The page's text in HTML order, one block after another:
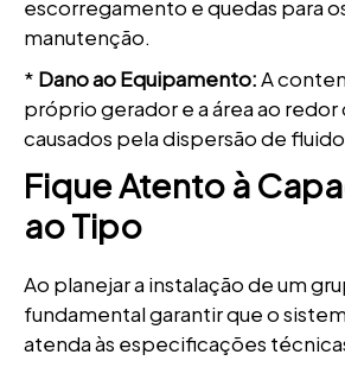
escorregamento e quedas para
manutenção.
* Dano ao Equipamento:A
próprio gerador e a área ao redor
causados pela dispersão de
Fique Atento à
ao Tipo
Ao planejar a instalação de um
fundamental garantir que o
atenda às especificações